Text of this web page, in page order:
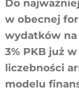
Do
w obecnej
wydatków
3% PKB już
liczebności
modelu